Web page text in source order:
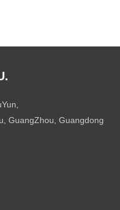
GuangZhou, Guangdong